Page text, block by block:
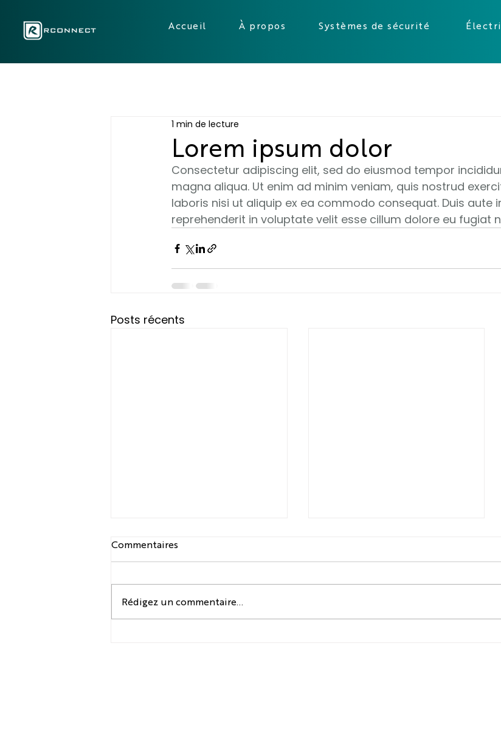
Accueil À propos Systèmes de sécurité
Lorem ipsum dolor
1 min de lecture
Consectetur adipiscing elit, sed do eiusmod tempor
magna aliqua. Ut enim ad minim veniam, quis nostrud
laboris nisi ut aliquip ex ea commodo consequat. Duis aute
reprehenderit in voluptate velit esse cillum dolore eu fugiat
Posts récents
Commentaires
Rédigez un commentaire...